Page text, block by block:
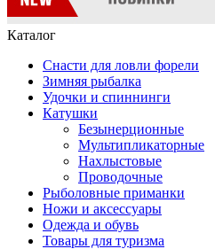
Каталог
Снасти для ловли форели
Зимняя рыбалка
Удочки и спиннинги
Катушки
Безынерционные
Мультипликаторные
Нахлыстовые
Проводочные
Рыболовные приманки
Ножи и аксессуары
Одежда и обувь
Товары для туризма